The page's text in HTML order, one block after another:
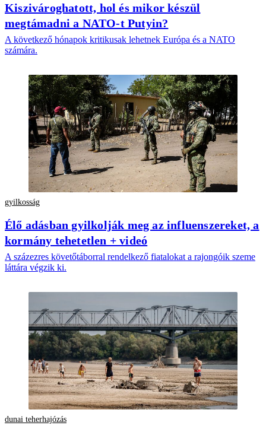
Kiszivároghatott, hol és mikor készül
megtámadni a NATO-t Putyin?
A következő hónapok kritikusak lehetnek Európa és a NATO
számára.
gyilkosság
Élő adásban gyilkolják meg az influenszereket, a
kormány tehetetlen + videó
A százezres követőtáborral rendelkező fiatalokat a rajongóik szeme
láttára végzik ki.
dunai teherhajózás